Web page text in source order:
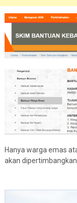
Hanya warga emas
akan